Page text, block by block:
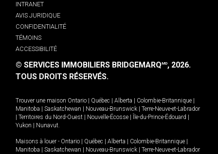
INTRANET
AVIS JURIDIQUE
CONFIDENTIALITÉ
TÉMOINS
ACCESSIBILITÉ
© SERVICES IMMOBILIERS BRIDGEMARQMD, 2026.
TOUS DROITS RÉSERVÉS.
Trouver une maison Ontario Québec Alberta Colombie-Britannique
Manitoba
Saskatchewan Nouveau-Brunswick
Terre-Neuve-et-Labrador
Territoires du Nord-Ouest Nouvelle-Écosse Île-du-Prince-Édouard
Yukon
Nunavut.
Maisons à louer - Ontario Québec Alberta Colombie-Britannique
Manitoba
Saskatchewan Nouveau-Brunswick
Terre-Neuve-et-Labrador